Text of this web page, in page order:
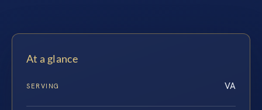
At a glance
SERVING VA